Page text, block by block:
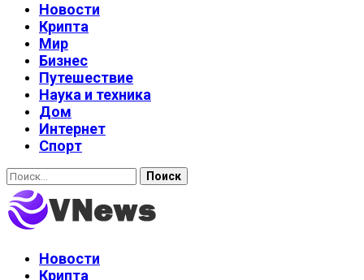
Новости
Крипта
Мир
Бизнес
Путешествие
Наука и техника
Дом
Интернет
Спорт
Найти:
Новости
Крипта